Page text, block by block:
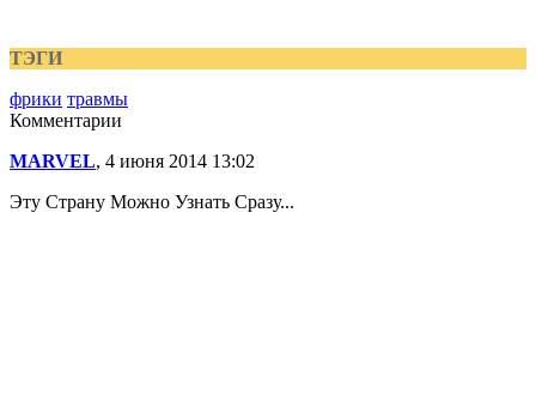
ТЭГИ
фрики травмы
Комментарии
MARVEL, 4 июня 2014 13:02
Эту Страну Можно Узнать Сразу...